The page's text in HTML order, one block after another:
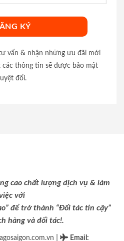
vấn & nhận những ưu đãi mới
các thông tin sẽ được bảo mật
đối.
cao chất lượng dịch vụ & làm
với
để trở thành “Đối tác tin cậy”
hàng và đối tác!.
Email :